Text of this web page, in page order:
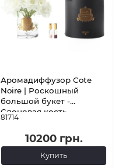
Аромадиффузор Cote
Noire | Роскошный
большой букет -
Слоновая кость -
Прозрачная ваза -
Золото - Черная коробка
81714
10200 грн.
Купить